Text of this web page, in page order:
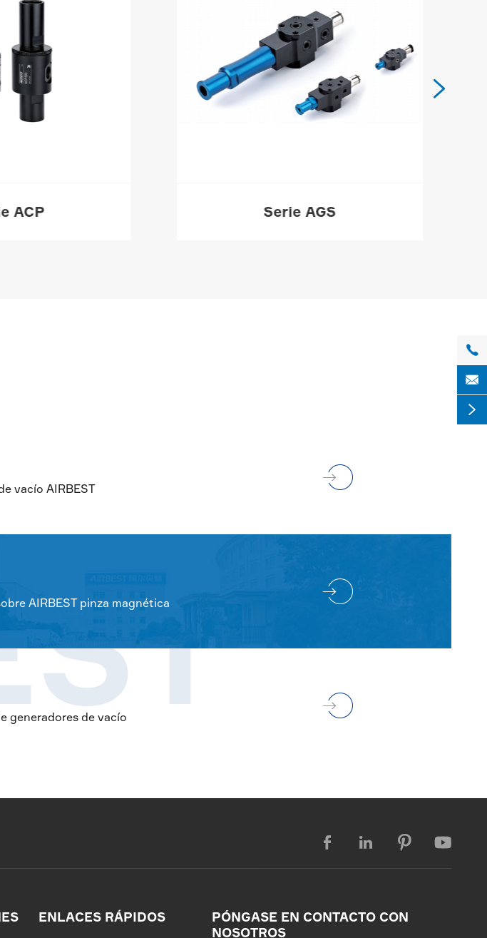
ACP Serie AGS

vacío AIRBEST
AIRBEST pinza magnética
generadores de vacío
   
ENLACES RÁPIDOS
PÓNGASE EN CONTACTO CON
NOSOTROS


